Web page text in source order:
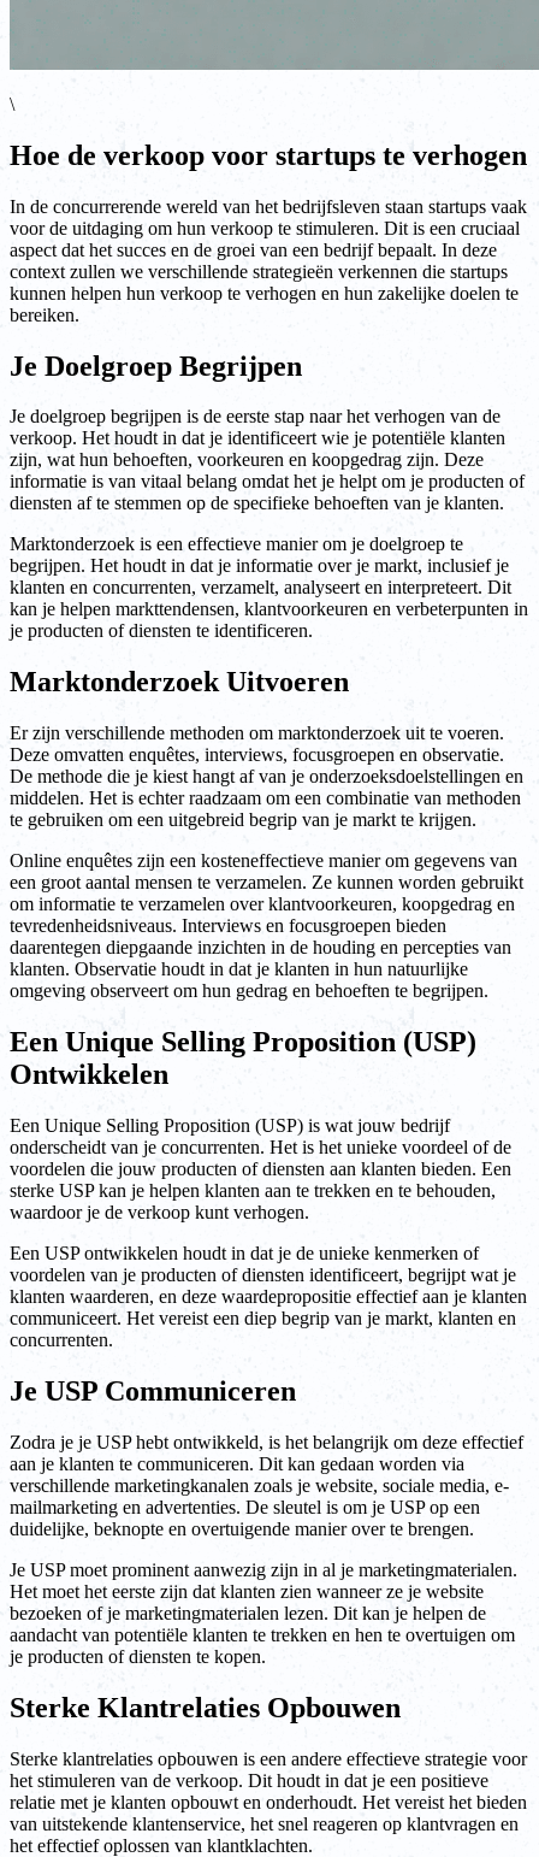
\
Hoe de verkoop voor startups te verhogen
In de concurrerende wereld van het bedrijfsleven staan startups vaak
voor de uitdaging om hun verkoop te stimuleren. Dit is een cruciaal
aspect dat het succes en de groei van een bedrijf bepaalt. In deze
context zullen we verschillende strategieën verkennen die startups
kunnen helpen hun verkoop te verhogen en hun zakelijke doelen te
bereiken.
Je Doelgroep Begrijpen
Je doelgroep begrijpen is de eerste stap naar het verhogen van de
verkoop. Het houdt in dat je identificeert wie je potentiële klanten
zijn, wat hun behoeften, voorkeuren en koopgedrag zijn. Deze
informatie is van vitaal belang omdat het je helpt om je producten of
diensten af te stemmen op de specifieke behoeften van je klanten.
Marktonderzoek is een effectieve manier om je doelgroep te
begrijpen. Het houdt in dat je informatie over je markt, inclusief je
klanten en concurrenten, verzamelt, analyseert en interpreteert. Dit
kan je helpen markttendensen, klantvoorkeuren en verbeterpunten in
je producten of diensten te identificeren.
Marktonderzoek Uitvoeren
Er zijn verschillende methoden om marktonderzoek uit te voeren.
Deze omvatten enquêtes, interviews, focusgroepen en observatie.
De methode die je kiest hangt af van je onderzoeksdoelstellingen en
middelen. Het is echter raadzaam om een combinatie van methoden
te gebruiken om een uitgebreid begrip van je markt te krijgen.
Online enquêtes zijn een kosteneffectieve manier om gegevens van
een groot aantal mensen te verzamelen. Ze kunnen worden gebruikt
om informatie te verzamelen over klantvoorkeuren, koopgedrag en
tevredenheidsniveaus. Interviews en focusgroepen bieden
daarentegen diepgaande inzichten in de houding en percepties van
klanten. Observatie houdt in dat je klanten in hun natuurlijke
omgeving observeert om hun gedrag en behoeften te begrijpen.
Een Unique Selling Proposition (USP)
Ontwikkelen
Een Unique Selling Proposition (USP) is wat jouw bedrijf
onderscheidt van je concurrenten. Het is het unieke voordeel of de
voordelen die jouw producten of diensten aan klanten bieden. Een
sterke USP kan je helpen klanten aan te trekken en te behouden,
waardoor je de verkoop kunt verhogen.
Een USP ontwikkelen houdt in dat je de unieke kenmerken of
voordelen van je producten of diensten identificeert, begrijpt wat je
klanten waarderen, en deze waardepropositie effectief aan je klanten
communiceert. Het vereist een diep begrip van je markt, klanten en
concurrenten.
Je USP Communiceren
Zodra je je USP hebt ontwikkeld, is het belangrijk om deze effectief
aan je klanten te communiceren. Dit kan gedaan worden via
verschillende marketingkanalen zoals je website, sociale media, e-
mailmarketing en advertenties. De sleutel is om je USP op een
duidelijke, beknopte en overtuigende manier over te brengen.
Je USP moet prominent aanwezig zijn in al je marketingmaterialen.
Het moet het eerste zijn dat klanten zien wanneer ze je website
bezoeken of je marketingmaterialen lezen. Dit kan je helpen de
aandacht van potentiële klanten te trekken en hen te overtuigen om
je producten of diensten te kopen.
Sterke Klantrelaties Opbouwen
Sterke klantrelaties opbouwen is een andere effectieve strategie voor
het stimuleren van de verkoop. Dit houdt in dat je een positieve
relatie met je klanten opbouwt en onderhoudt. Het vereist het bieden
van uitstekende klantenservice, het snel reageren op klantvragen en
het effectief oplossen van klantklachten.